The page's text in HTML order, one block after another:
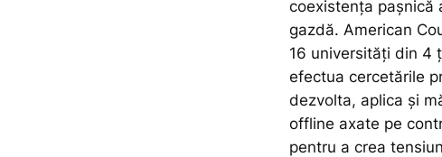
coexistența pașnică
gazdă. American
16 universități din 4
efectua cercetările
dezvolta, aplica și
offline axate pe
pentru a crea